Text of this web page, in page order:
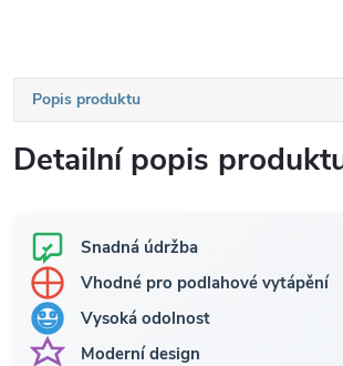
Popis produktu
Detailní popis
Snadná údržba
Vhodné pro podlahové vytápění
Vysoká odolnost
Moderní design